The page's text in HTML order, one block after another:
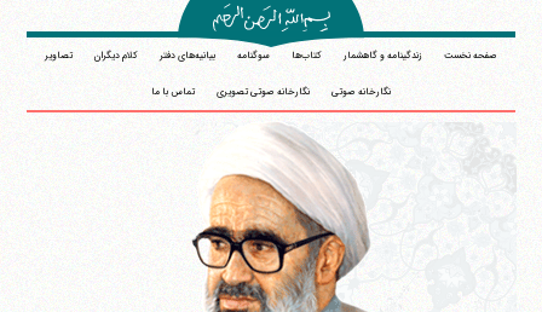
صفحه نخست زندگینامه و گاهشمار کتاب‌ها سوگنامه بیانیه‌های دفتر کلام دیگران تصاویر
نگارخانه صوتی نگارخانه صوتی تصویری تماس با ما